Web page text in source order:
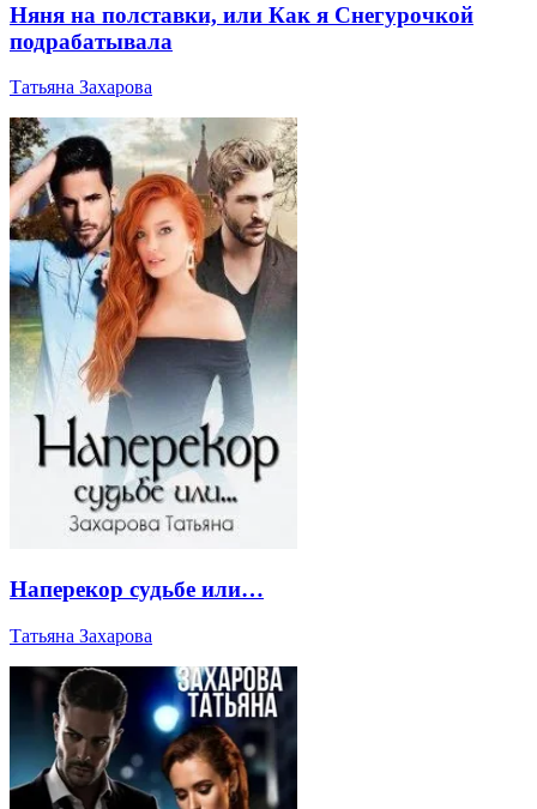
Няня на полставки, или Как я Снегурочкой
подрабатывала
Татьяна Захарова
Наперекор судьбе или…
Татьяна Захарова